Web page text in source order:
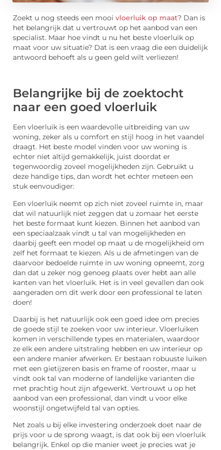
Zoekt u nog steeds een mooi vloerluik op maat? Dan is
het belangrijk dat u vertrouwt op het aanbod van een
specialist. Maar hoe vindt u nu het beste vloerluik op
maat voor uw situatie? Dat is een vraag die een duidelijk
antwoord behoeft als u geen geld wilt verliezen!
Belangrijke bij de zoektocht
naar een goed vloerluik
Een vloerluik is een waardevolle uitbreiding van uw
woning, zeker als u comfort en stijl hoog in het vaandel
draagt. Het beste model vinden voor uw woning is
echter niet altijd gemakkelijk, juist doordat er
tegenwoordig zoveel mogelijkheden zijn. Gebruikt u
deze handige tips, dan wordt het echter meteen een
stuk eenvoudiger:
Een vloerluik neemt op zich niet zoveel ruimte in, maar
dat wil natuurlijk niet zeggen dat u zomaar het eerste
het beste formaat kunt kiezen. Binnen het aanbod van
een speciaalzaak vindt u tal van mogelijkheden en
daarbij geeft een model op maat u de mogelijkheid om
zelf het formaat te kiezen. Als u de afmetingen van de
daarvoor bedoelde ruimte in uw woning opneemt, zorg
dan dat u zeker nog genoeg plaats over hebt aan alle
kanten van het vloerluik. Het is in veel gevallen dan ook
aangeraden om dit werk door een professional te laten
doen!
Daarbij is het natuurlijk ook een goed idee om precies
de goede stijl te zoeken voor uw interieur. Vloerluiken
komen in verschillende types en materialen, waardoor
ze elk een andere uitstraling hebben en uw interieur op
een andere manier afwerken. Er bestaan robuuste luiken
met een gietijzeren basis en frame of rooster, maar u
vindt ook tal van moderne of landelijke varianten die
met prachtig hout zijn afgewerkt. Vertrouwt u op het
aanbod van een professional, dan vindt u voor elke
woonstijl ongetwijfeld tal van opties.
Net zoals u bij elke investering onderzoek doet naar de
prijs voor u de sprong waagt, is dat ook bij een vloerluik
belangrijk. Enkel op die manier weet je precies wat je